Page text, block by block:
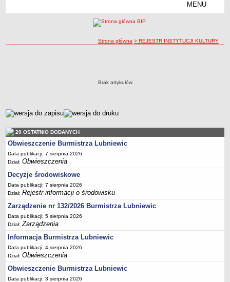
MENU
AKTUALNOŚCI I OBWIESZCZENIA
Aktualności
Obwieszczenia, ogłoszenia i komunikaty
KOMUNIKATY
Drogi
Energia elektryczna
Meteorologiczne
Rozkłady jazdy autobusów
Wodociągi - ocena jakości wody
KONKURSY
Ogłoszenia o konkursach
URZĄD MIEJSKI
Dane adresowe
Burmistrz Lubniewic
ścieżka nawigacji
Strona główna > REJESTR INSTYTUCJI KULTURY
Brak artykułów
metryczka
20 OSTATNIO DODANYCH
Obwieszczenie Burmistrza Lubniewic
Data publikacji: 7 sierpnia 2026
Dział:Obwieszczenia
Decyzje środowiskowe
Data publikacji: 7 sierpnia 2026
Dział:Rejestr informacji o środowisku
Zarządzenie nr 132/2026 Burmistrza Lubniewic
Data publikacji: 5 sierpnia 2026
Dział:Zarządzenia
Informacja Burmistrza Lubniewic
Data publikacji: 4 sierpnia 2026
Dział:Obwieszczenia
Obwieszczenie Burmistrza Lubniewic
Data publikacji: 3 sierpnia 2026